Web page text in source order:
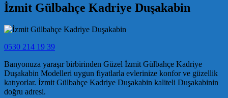
İzmit Gülbahçe Kadriye Duşakabin
0530 214 19 39
Banyonuza yaraşır birbirinden Güzel İzmit Gülbahçe Kadriye
Duşakabin Modelleri uygun fiyatlarla evlerinize konfor ve güzellik
katıyorlar. İzmit Gülbahçe Kadriye Duşakabin kaliteli Duşakabinin
doğru adresi.